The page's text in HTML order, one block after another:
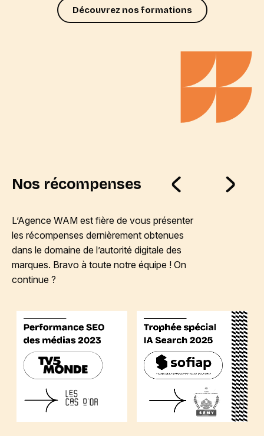
Découvrez nos formations
Nos récompenses
L’Agence WAM est fière de vous présenter
les récompenses dernièrement obtenues
dans le domaine de l’autorité digitale des
marques. Bravo à toute notre équipe ! On
continue ?